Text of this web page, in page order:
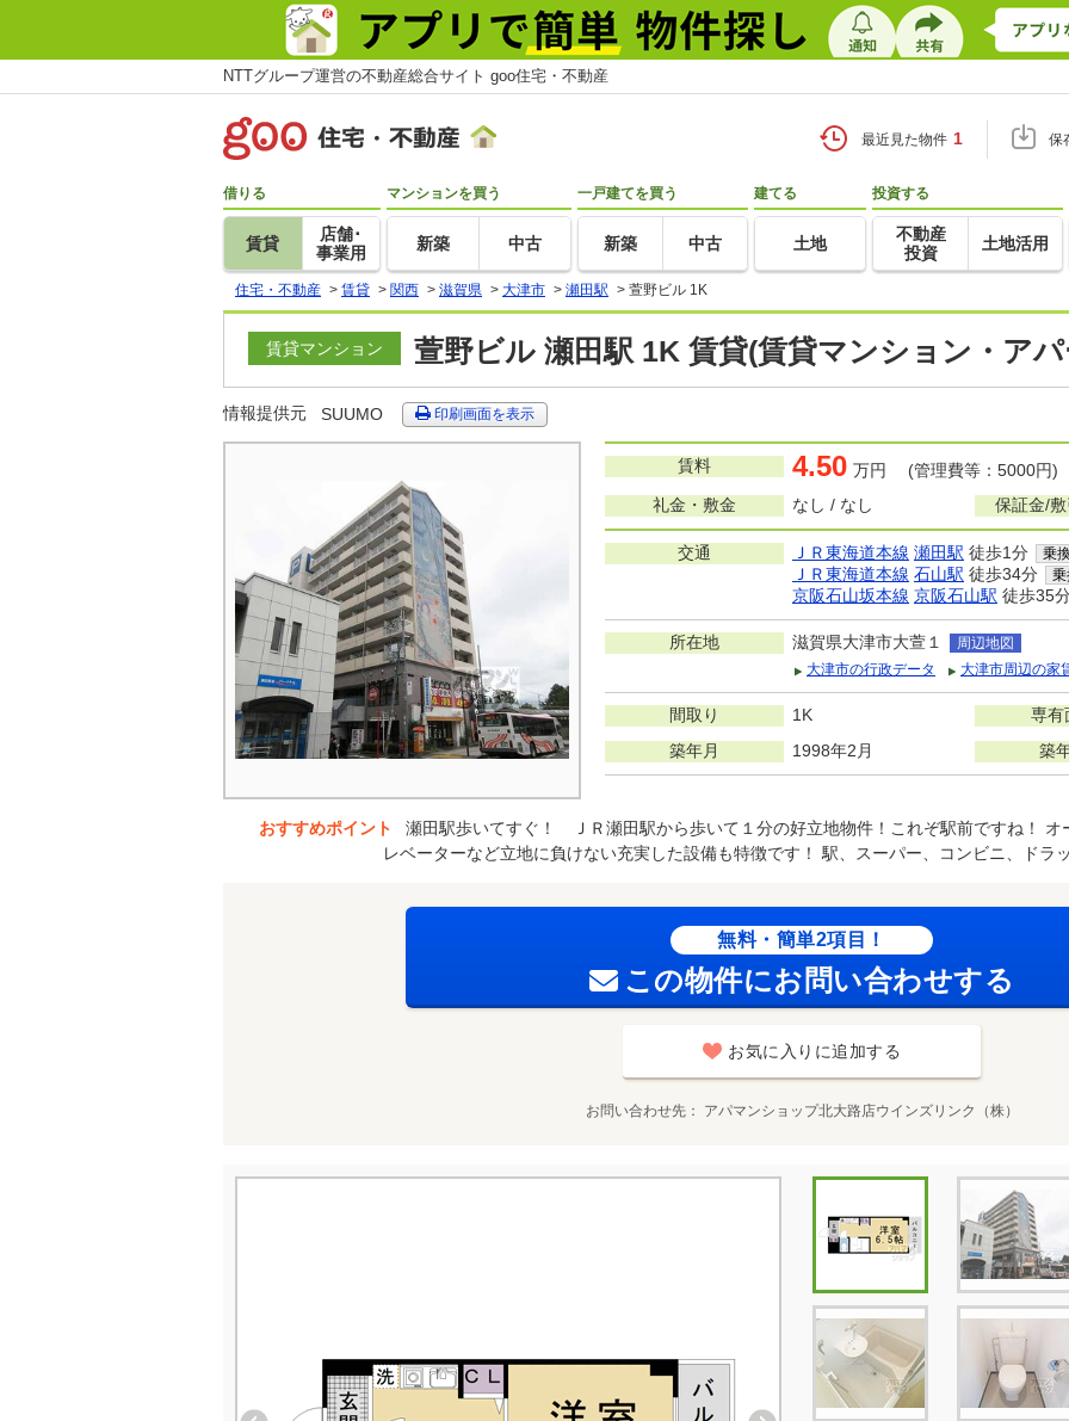
NTTグループ運営の不動産総合サイト goo住宅・不動産
最近見た物件 1 保
借りる
賃貸
店舗･
事業用
マンションを買う
新築 中古
一戸建てを買う
新築 中古
建てる
土地
投資する
不動産
投資
土地活用
住宅・不動産 > 賃貸 > 関西 > 滋賀県 > 大津市 > 瀬田駅 > 萱野ビル 1K
賃貸マンション 萱野ビル 瀬田駅 1K 賃貸(賃貸マンション・ア
情報提供元 SUUMO 印刷画面を表示
賃料 4.50 万円 (管理費等：5000円)
礼金・敷金
なし / なし 保証金/
交通 ＪＲ東海道本線 瀬田駅 徒歩1分 乗
ＪＲ東海道本線 石山駅 徒歩34分 乗
京阪石山坂本線 京阪石山駅 徒歩35
所在地 滋賀県大津市大萱１
周辺地図
大津市の行政データ
大津市周辺の家
間取り 1K 専有
築年月 1998年2月 築
おすすめポイント
瀬田駅歩いてすぐ！ ＪＲ瀬田駅から歩いて１分の好立地物件！これぞ駅前ですね！ オ
レベーターなど立地に負けない充実した設備も特徴です！ 駅、スーパー、コンビニ、ドラ
無料・簡単2項目！
この物件にお問い合わせする
お気に入りに追加する
お問い合わせ先 アパマンショップ北大路店ウインズリンク（株）